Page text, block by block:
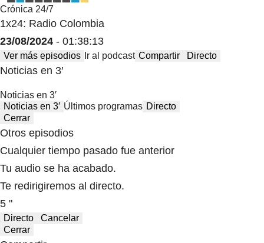
Crónica 24/7
1x24: Radio Colombia
23/08/2024 - 01:38:13
Ver más episodios Ir al podcast Compartir Directo
Noticias en 3′
Noticias en 3′
Noticias en 3′ Últimos programas Directo
Cerrar
Otros episodios
Cualquier tiempo pasado fue anterior
Tu audio se ha acabado.
Te redirigiremos al directo.
5 "
Directo
Cancelar
Cerrar